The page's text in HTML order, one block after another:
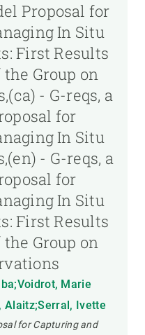
Proposal for
In Situ
First Results
Group on
- G-reqs, a
for
In Situ
- G-reqs, a
for
In Situ
First Results
Group on
Marie
Alaitz;Serral, Ivette
for Capturing and